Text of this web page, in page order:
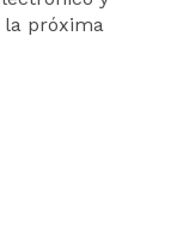
la próxima